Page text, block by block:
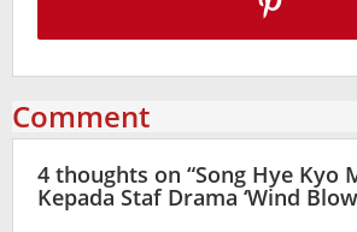
Comment
4 thoughts on “Song Hye Kyo
Kepada Staf Drama ‘Wind